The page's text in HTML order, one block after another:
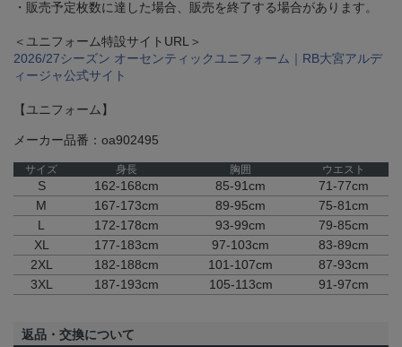
・販売予定枚数に達した場合、販売を終了する場合があります。
＜ユニフォーム特設サイトURL＞
2026/27シーズン オーセンティックユニフォーム｜RB大宮アルデ
ィージャ公式サイト
【ユニフォーム】
メーカー品番：oa902495
サイズ 身長 胸囲 ウエスト
S 162-168cm 85-91cm
71-77cm
M
167-173cm 89-95cm
75-81cm
L
172-178cm 93-99cm
79-85cm
XL
177-183cm 97-103cm
83-89cm
2XL
182-188cm 101-107cm
87-93cm
3XL
187-193cm 105-113cm 91-97cm
返品・交換について